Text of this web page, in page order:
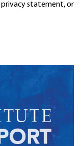
privacy statement, or